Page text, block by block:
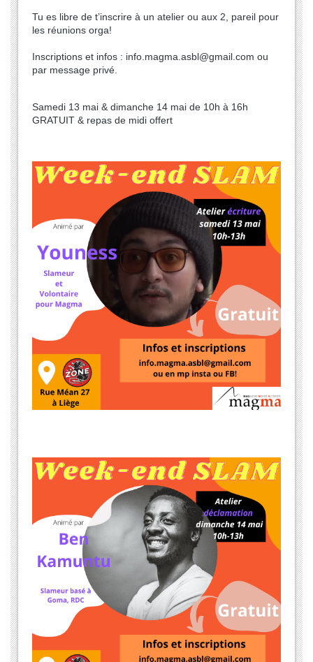
Tu es libre de t’inscrire à un atelier ou aux 2, pareil pour
les réunions orga!
Inscriptions et infos : info.magma.asbl@gmail.com ou
par message privé.
Samedi 13 mai & dimanche 14 mai de 10h à 16h
GRATUIT & repas de midi offert